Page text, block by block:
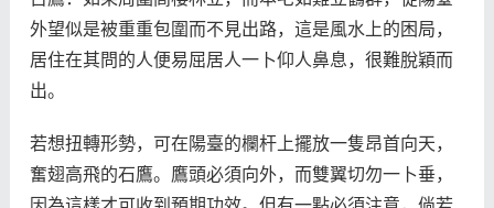
外望似是被重重包圍而不見出路，這是風水上的困局，
居住在其問的人便易屈居人一卜仰人鼻息，很難脫穎而
出。
若想扭轉形勢，可在陽臺的欄杆上擺放一隻昂首向天，
奮翅高飛的石鷹。鷹頭必須向外，而雙翼切勿一卜垂，